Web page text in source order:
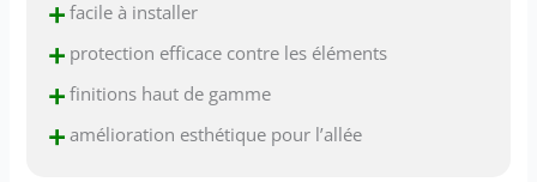
+ facile à installer
+ protection efficace contre les éléments
+ finitions haut de gamme
+ amélioration esthétique pour l’allée